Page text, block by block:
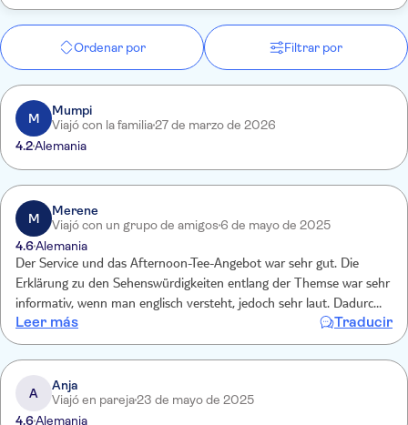
Ordenar por Filtrar por
M
Mumpi
Viajó con la familia27 de marzo de 2026
4.2Alemania
M
Merene
Viajó con un grupo de amigos6 de mayo de 2025
4.6Alemania
Der Service und das Afternoon-Tee-Angebot war sehr gut. Die
Erklärung zu den Sehenswürdigkeiten entlang der Themse war sehr
informativ, wenn man englisch versteht, jedoch sehr laut. Dadurch
war eine Unterhaltung stellenweise nicht möglich. Ich finde diesen
Ausflug sehr gelungen und empfehlenswert.
Leer más Traducir
A
Anja
Viajó en pareja23 de mayo de 2025
4.6Alemania